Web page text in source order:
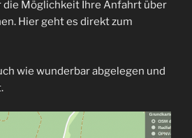
die Möglichkeit Ihre Anfahrt über
Hier geht es direkt zum
wie wunderbar abgelegen und